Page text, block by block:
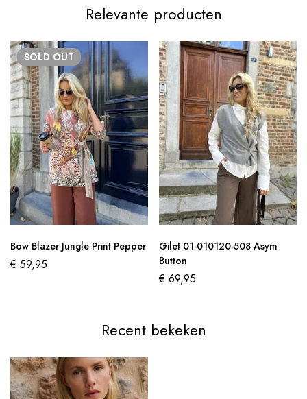
Relevante producten
SOLD OUT
Bow Blazer Jungle Print Pepper
€ 59,95
Gilet 01-010120-508 Asym
Button
€ 69,95
Recent bekeken